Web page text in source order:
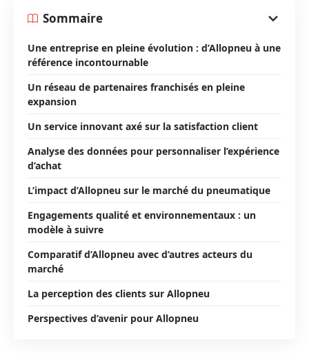
Sommaire
Une entreprise en pleine évolution : d’Allopneu à une
référence incontournable
Un réseau de partenaires franchisés en pleine
expansion
Un service innovant axé sur la satisfaction client
Analyse des données pour personnaliser l’expérience
d’achat
L’impact d’Allopneu sur le marché du pneumatique
Engagements qualité et environnementaux : un
modèle à suivre
Comparatif d’Allopneu avec d’autres acteurs du
marché
La perception des clients sur Allopneu
Perspectives d’avenir pour Allopneu